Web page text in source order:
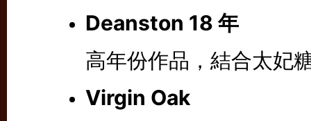
Deanston 18 年
高年份作品，結合太妃
Virgin Oak